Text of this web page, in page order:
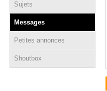
Sujets
Messages
Petites annonces
Shoutbox